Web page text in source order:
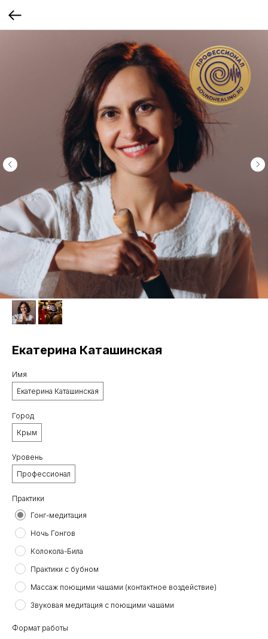
Екатерина Каташинская
Имя
Екатерина Каташинская
Город
Крым
Уровень
Профессионал
Практики
Гонг-медитация
Ночь Гонгов
Колокола-Била
Практики с бубном
Массаж поющими чашами (контактное воздействие)
Звуковая медитация с поющими чашами
Формат работы